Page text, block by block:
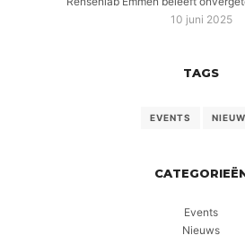
10 juni 2025
TAGS
EVENTS
Events
Nieuws